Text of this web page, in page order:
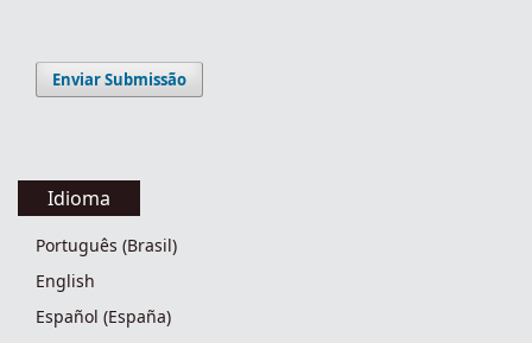
Enviar Submissão
Idioma
Português (Brasil)
English
Español (España)